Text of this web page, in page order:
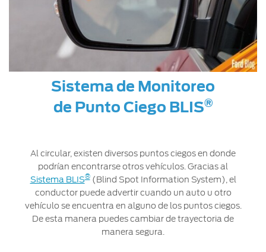
Sistema de Monitoreo
de Punto Ciego BLIS®
Al circular, existen diversos puntos ciegos en donde
podrían encontrarse otros vehículos. Gracias al
Sistema BLIS®(Blind Spot Information System), el
conductor puede advertir cuando un auto u otro
vehículo se encuentra en alguno de los puntos ciegos.
De esta manera puedes cambiar de trayectoria de
manera segura.